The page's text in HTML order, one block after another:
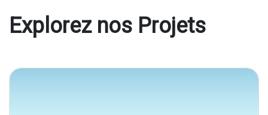
Explorez nos Projets